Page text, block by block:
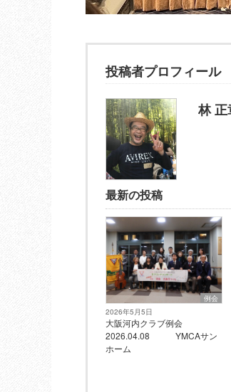
投稿者プロフィール
林 正
最新の投稿
例会
2026年5月5日
大阪河内クラブ例会
2026.04.08 YMCAサン
ホーム